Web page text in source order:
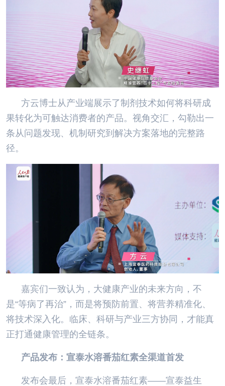
方云博士从产业端展示了制剂技术如何将科研成
果转化为可触达消费者的产品。视角交汇，勾勒出一
条从问题发现、机制研究到解决方案落地的完整路
径。
嘉宾们一致认为，大健康产业的未来方向，不
是“等病了再治”，而是将预防前置、将营养精准化、
将技术深入化。临床、科研与产业三方协同，才能真
正打通健康管理的全链条。
产品发布：宣泰水溶番茄红素全渠道首发
发布会最后，宣泰水溶番茄红素——宣泰益生